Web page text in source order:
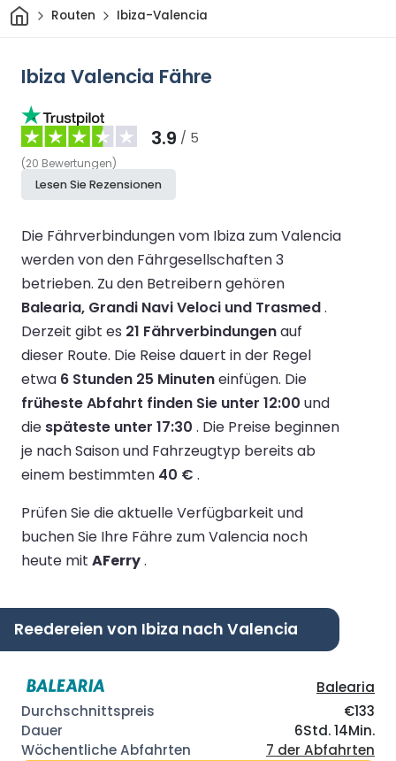
HeimRouten Ibiza-Valencia
Ibiza Valencia Fähre
3.9 / 5
(20 Bewertungen)
Lesen Sie Rezensionen
Die Fährverbindungen vom Ibiza zum Valencia
werden von den Fährgesellschaften 3
betrieben. Zu den Betreibern gehören
Balearia, Grandi Navi Veloci und Trasmed.
Derzeit gibt es 21 Fährverbindungenauf
dieser Route. Die Reise dauert in der Regel
etwa 6 Stunden 25 Minuteneinfügen. Die
früheste Abfahrt finden Sie unter 12:00 und
die späteste unter 17:30 . Die Preise beginnen
je nach Saison und Fahrzeugtyp bereits ab
einem bestimmten 40 € .
Prüfen Sie die aktuelle Verfügbarkeit und
buchen Sie Ihre Fähre zum Valencia noch
heute mit AFerry.
Reedereien von Ibiza nach Valencia
Balearia
€133
6Std. 14Min.
7 der Abfahrten